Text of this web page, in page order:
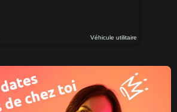
Véhicule utilitaire